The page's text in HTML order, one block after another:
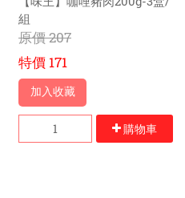
組
原價207
特價 171
加入收藏
購物車